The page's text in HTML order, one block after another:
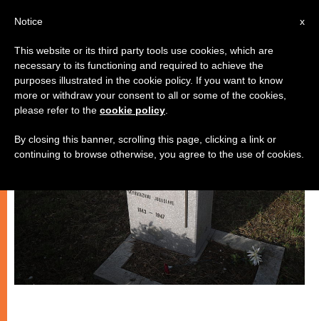
CHIESE LOCALI
x
Notice
This website or its third party tools use cookies, which are
necessary to its functioning and required to achieve the
purposes illustrated in the cookie policy. If you want to know
more or withdraw your consent to all or some of the cookies,
please refer to the cookie policy
By closing this banner, scrolling this page, clicking a link or
continuing to browse otherwise, you agree to the use of cookies.